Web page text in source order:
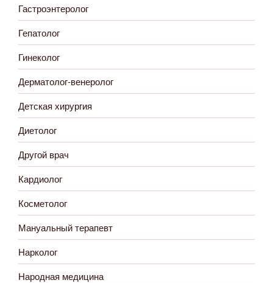
Гастроэнтеролог
Гепатолог
Гинеколог
Дерматолог-венеролог
Детская хирургия
Диетолог
Другой врач
Кардиолог
Косметолог
Мануальный терапевт
Нарколог
Народная медицина